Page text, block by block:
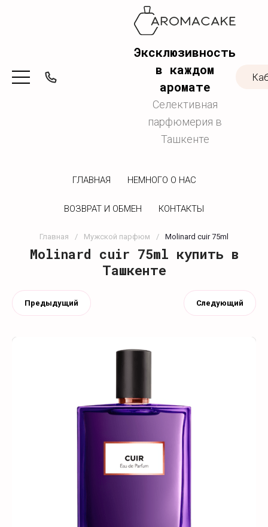
Эксклюзивность
в каждом
аромате
Селективная
парфюмерия в
Ташкенте
ГЛАВНАЯ НЕМНОГО О НАС
ВОЗВРАТ И ОБМЕН КОНТАКТЫ
Главная / Мужской парфюм / Molinard cuir 75ml
Molinard cuir 75ml купить в
Ташкенте
Предыдущий Следующий